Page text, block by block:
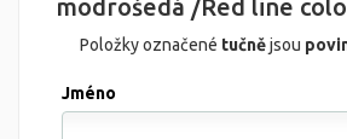
modrošedá /Red line
Položky označené tučnějsou
Jméno